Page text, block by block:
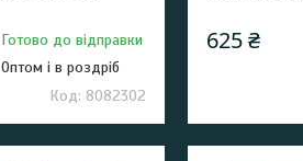
Готово до відправки
Оптом і в роздріб
8082302
625 ₴